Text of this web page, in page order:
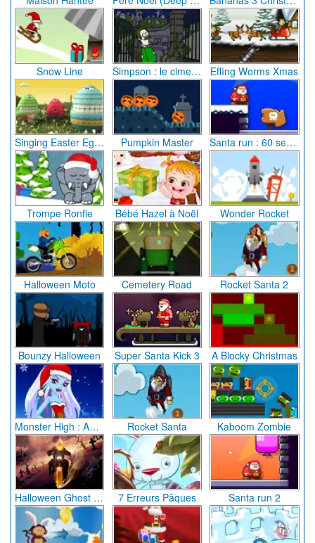
Snow Line Simpson : le cimetière de Springfield Effing Worms Xmas
Singing Easter Eggs Pumpkin Master Santa run : 60 seconds
Trompe Ronfle Bébé Hazel à Noël Wonder Rocket
Halloween Moto Cemetery Road Rocket Santa 2
Bounzy Halloween Super Santa Kick 3 A Blocky Christmas
Monster High : Abbey Bominable (Noël) Rocket Santa Kaboom Zombie
Halloween Ghost Rider 7 Erreurs Pâques Santa run 2